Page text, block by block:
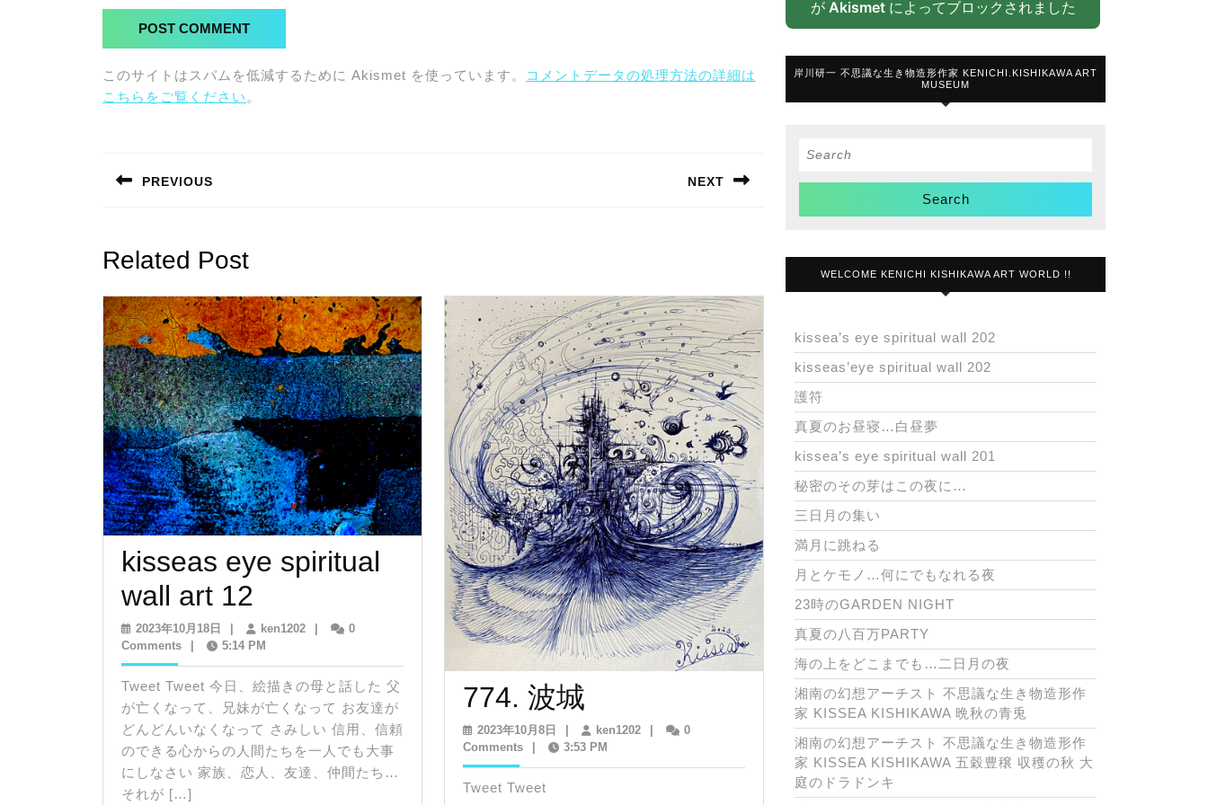
このサイトはスパムを低減するために Akismet を使っています。
コメントデータの処理方法の詳細は
こちらをご覧ください 。
稿
ゲ
ー
シ
ョ
ン
PREVIOUS NEXT
Related Post
kisseas eye spiritual
wall art 12
eye
spiritual
wall
art
12
2023年10月18日
2023
年
月
18
日
ken1202ken12020
Comments
5:14 PM
Tweet Tweet 今日、絵描きの母と話した 父
が亡くなって、兄妹が亡くなって お友達が
どんどんいなくなって さみしい 信用、信頼
のできる心からの人間たちを一人でも大事
にしなさい 家族、恋人、友達、仲間たち…
それが […]
774. 波城
波
城
2023年10月8日
2023
年
ken1202ken12020
Comments
3:53 PM
Tweet Tweet
が Akismetによってブロックされました
岸川研一 不思議な生き物造形作家 KENICHI.KISHIKAWA ART
MUSEUM
Search
WELCOME KENICHI KISHIKAWA ART WORLD !!
kissea’s eye spiritual wall 202
kisseas’eye spiritual wall 202
護符
真夏のお昼寝…白昼夢
kissea’s eye spiritual wall 201
秘密のその芽はこの夜に…
三日月の集い
満月に跳ねる
月とケモノ…何にでもなれる夜
23時のGARDEN NIGHT
真夏の八百万PARTY
海の上をどこまでも…二日月の夜
湘南の幻想アーチスト 不思議な生き物造形作
家 KISSEA KISHIKAWA 晩秋の青兎
湘南の幻想アーチスト 不思議な生き物造形作
家 KISSEA KISHIKAWA 五穀豊穣 収穫の秋 大
庭のドラドンキ